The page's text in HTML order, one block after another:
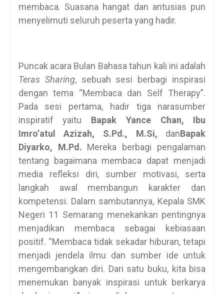
membaca. Suasana hangat dan antusias pun
menyelimuti seluruh peserta yang hadir.
Puncak acara Bulan Bahasa tahun kali ini adalah
Teras Sharing, sebuah sesi berbagi inspirasi
dengan tema “Membaca dan Self Therapy”.
Pada sesi pertama, hadir tiga narasumber
inspiratif yaitu Bapak Yance Chan, Ibu
Imro’atul Azizah, S.Pd., M.Si, danBapak
Diyarko, M.Pd. Mereka berbagi pengalaman
tentang bagaimana membaca dapat menjadi
media refleksi diri, sumber motivasi, serta
langkah awal membangun karakter dan
kompetensi. Dalam sambutannya, Kepala SMK
Negeri 11 Semarang menekankan pentingnya
menjadikan membaca sebagai kebiasaan
positif. “Membaca tidak sekadar hiburan, tetapi
menjadi jendela ilmu dan sumber ide untuk
mengembangkan diri. Dari satu buku, kita bisa
menemukan banyak inspirasi untuk berkarya